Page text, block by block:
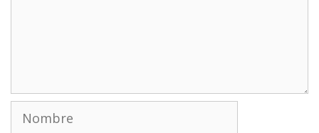
Nombre